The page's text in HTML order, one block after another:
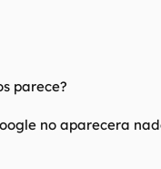
parece?
no aparecera